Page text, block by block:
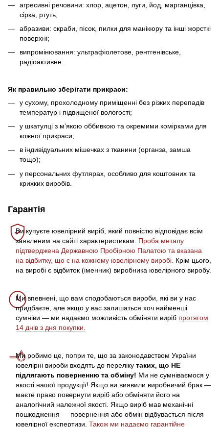
агресивні речовини: хлор, ацетон, луги, йод, марганцівка,
сірка, ртуть;
абразиви: скраби, пісок, пилки для манікюру та інші жорсткі
поверхні;
випромінювання: ультрафіолетове, рентгенівське,
радіоактивне.
Як правильно зберігати прикраси:
у сухому, прохолодному приміщенні без різких перепадів
температур і підвищеної вологості;
у шкатулці з м’якою оббивкою та окремими комірками для
кожної прикраси;
в індивідуальних мішечках з тканини (органза, замша
тощо);
у персональних футлярах, особливо для коштовних та
крихких виробів.
Гарантія
Ви купуєте ювелірний виріб, який повністю відповідає всім
заявленим на сайті характеристикам. Проба металу
підтверджена Державною Пробірною Палатою та вказана
на відбитку, що є на кожному ювелірному виробі. Крім цього,
на виробі є відбиток (іменник) виробника ювелірного виробу.
Ми впевнені, що вам сподобаються вироби, які ви у нас
придбаєте, але якщо у вас залишаться хоч найменші
сумніви — ми надаємо можливість обміняти виріб протягом
14 днів з дня покупки.
Ми робимо це, попри те, що за законодавством України
ювелірні вироби входять до переліку таких, що НЕ
підлягають поверненню та обміну! Ми не сумніваємося у
якості нашої продукції! Якщо ви виявили виробничий брак —
маєте право повернути виріб або обміняти його на
аналогічний належної якості. Якщо виріб мав механічні
пошкодження — повернення або обмін відбувається після
ювелірної експертизи. Також ми надаємо гарантійне